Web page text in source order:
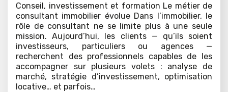
Conseil, investissement et formation Le métier de
consultant immobilier évolue Dans l’immobilier, le
rôle de consultant ne se limite plus à une seule
mission. Aujourd’hui, les clients — qu’ils soient
investisseurs, particuliers ou agences —
recherchent des professionnels capables de les
accompagner sur plusieurs volets : analyse de
marché, stratégie d’investissement, optimisation
locative… et parfois…